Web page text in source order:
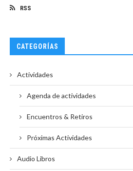
RSS
CATEGORÍAS
Actividades
Agenda de actividades
Encuentros & Retiros
Próximas Actividades
Audio Libros